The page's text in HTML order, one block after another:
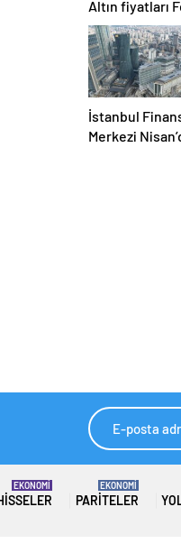
Altın fiyatları
İstanbul
Merkezi
EKONOMİ
PARITELER
EKONOMİ